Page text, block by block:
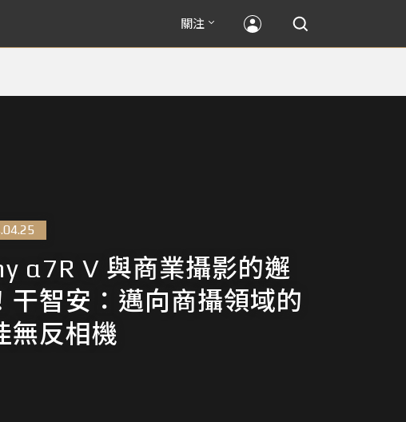
關注
α7R V 與商業攝影的邂
干智安：邁向商攝領域的
無反相機